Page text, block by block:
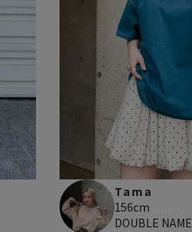
Tama
156cm
DOUBLE NAME